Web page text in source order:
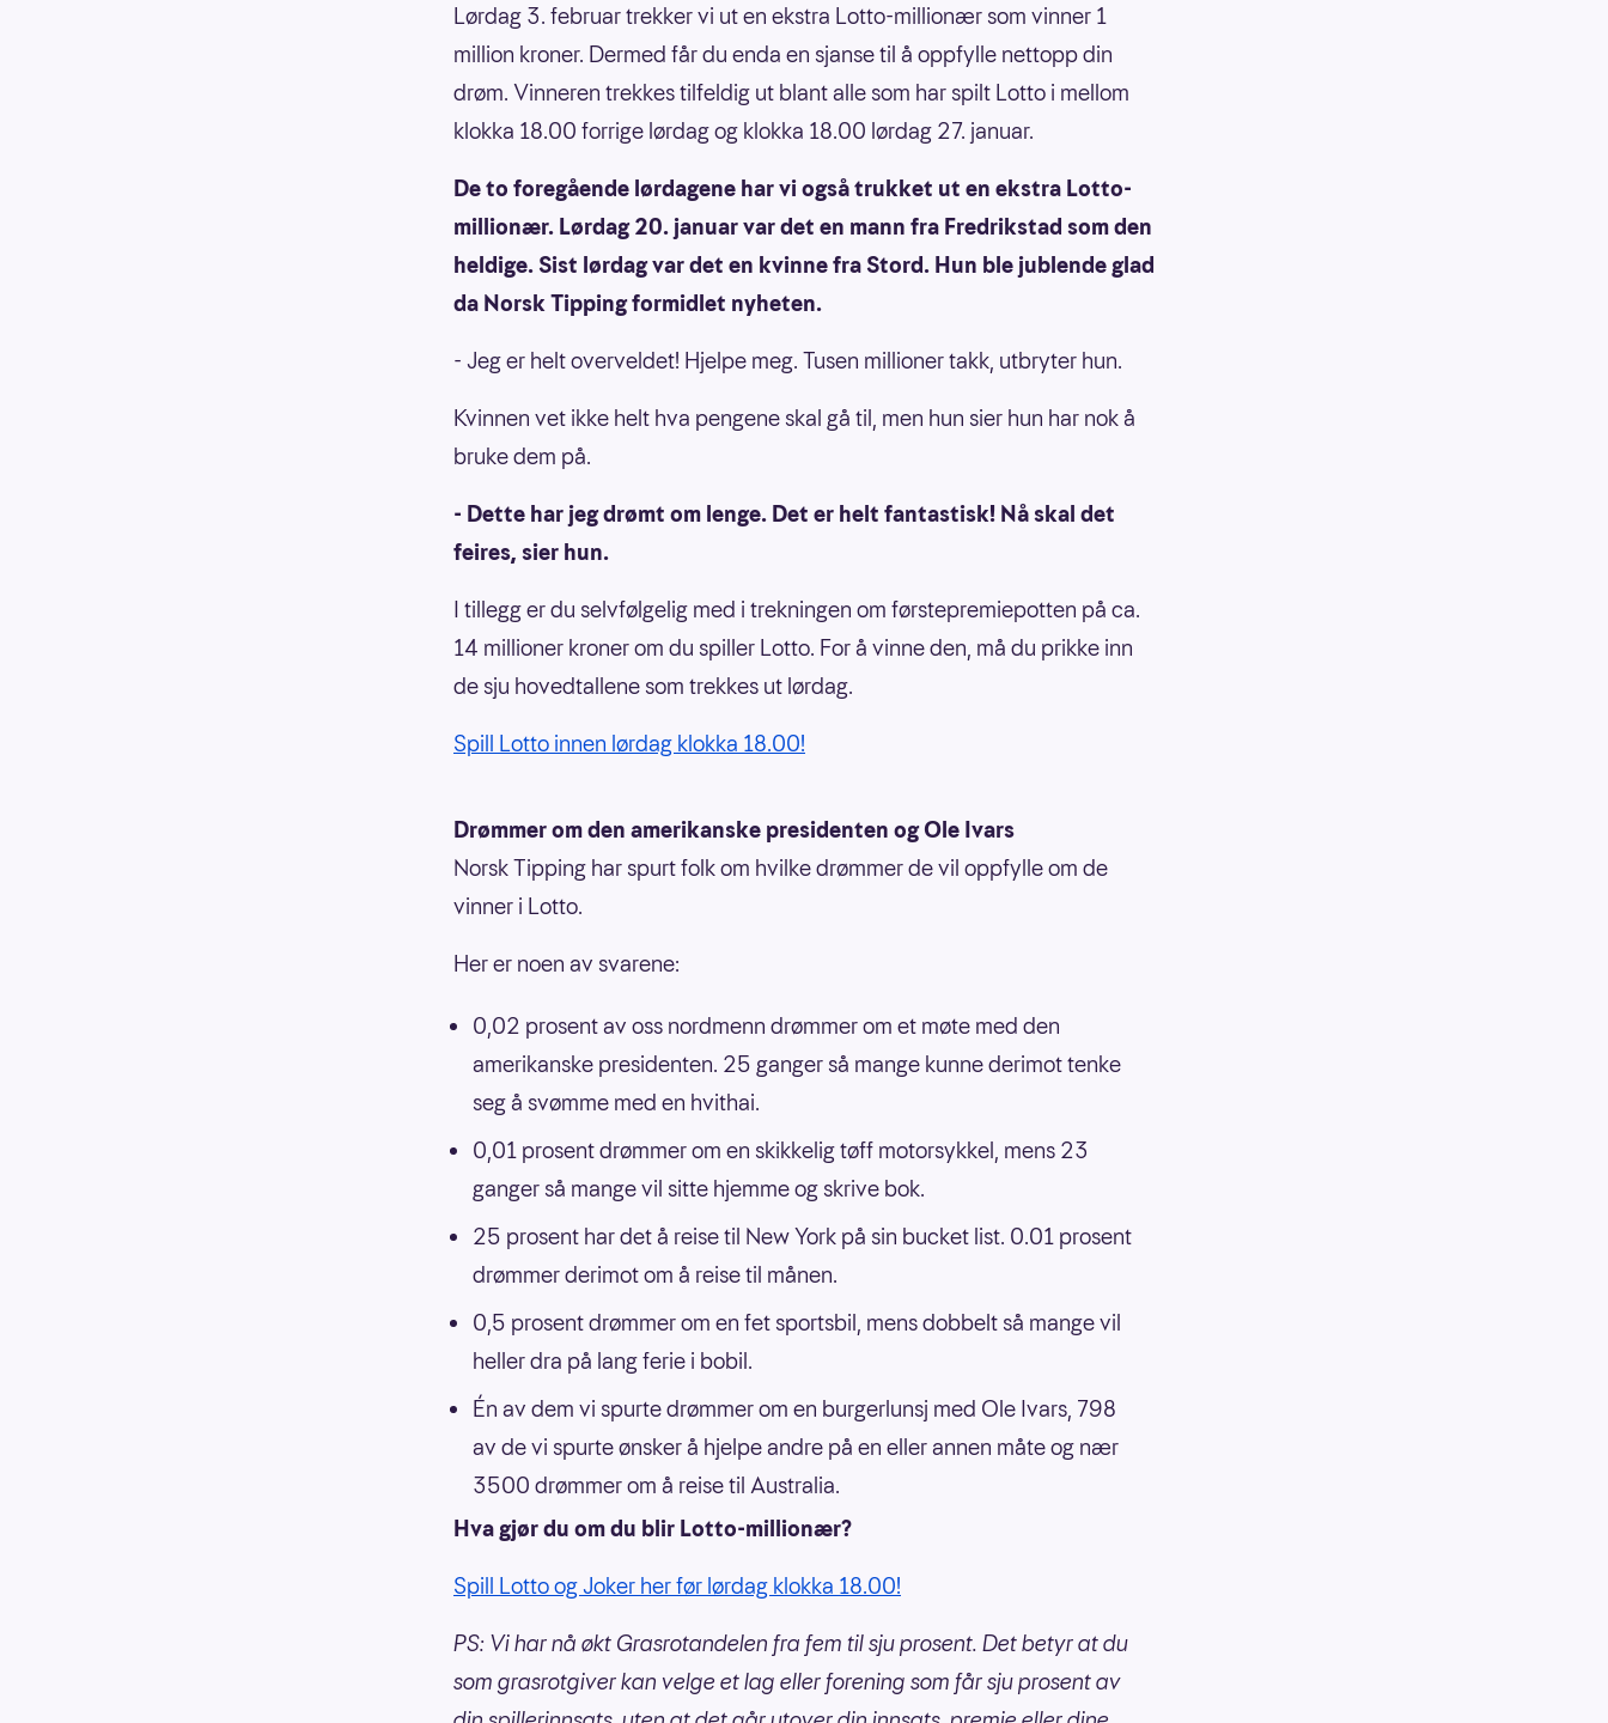
Lørdag 3. februar trekker vi ut en ekstra Lotto-millionær som vinner 1
million kroner. Dermed får du enda en sjanse til å oppfylle nettopp din
drøm. Vinneren trekkes tilfeldig ut blant alle som har spilt Lotto i mellom
klokka 18.00 forrige lørdag og klokka 18.00 lørdag 27. januar.
De to foregående lørdagene har vi også trukket ut en ekstra Lotto-
millionær. Lørdag 20. januar var det en mann fra Fredrikstad som den
heldige. Sist lørdag var det en kvinne fra Stord. Hun ble jublende glad
da Norsk Tipping formidlet nyheten.
- Jeg er helt overveldet! Hjelpe meg. Tusen millioner takk, utbryter hun.
Kvinnen vet ikke helt hva pengene skal gå til, men hun sier hun har nok å
bruke dem på.
- Dette har jeg drømt om lenge. Det er helt fantastisk! Nå skal det
feires, sier hun.
I tillegg er du selvfølgelig med i trekningen om førstepremiepotten på ca.
14 millioner kroner om du spiller Lotto. For å vinne den, må du prikke inn
de sju hovedtallene som trekkes ut lørdag.
Spill Lotto innen lørdag klokka 18.00!
Drømmer om den amerikanske presidenten og Ole Ivars
Norsk Tipping har spurt folk om hvilke drømmer de vil oppfylle om de
vinner i Lotto.
Her er noen av svarene:
0,02 prosent av oss nordmenn drømmer om et møte med den
amerikanske presidenten. 25 ganger så mange kunne derimot tenke
seg å svømme med en hvithai.
0,01 prosent drømmer om en skikkelig tøff motorsykkel, mens 23
ganger så mange vil sitte hjemme og skrive bok.
25 prosent har det å reise til New York på sin bucket list. 0.01 prosent
drømmer derimot om å reise til månen.
0,5 prosent drømmer om en fet sportsbil, mens dobbelt så mange vil
heller dra på lang ferie i bobil.
Én av dem vi spurte drømmer om en burgerlunsj med Ole Ivars, 798
av de vi spurte ønsker å hjelpe andre på en eller annen måte og nær
3500 drømmer om å reise til Australia.
Hva gjør du om du blir Lotto-millionær?
Spill Lotto og Joker her før lørdag klokka 18.00!
PS: Vi har nå økt Grasrotandelen fra fem til sju prosent. Det betyr at du
som grasrotgiver kan velge et lag eller forening som får sju prosent av